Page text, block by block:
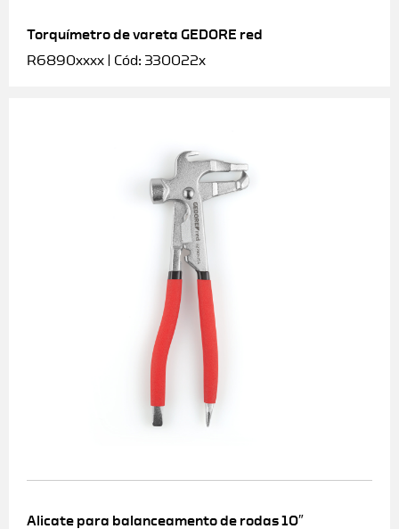
Torquímetro de vareta GEDORE red
R6890xxxx | Cód: 330022x
Alicate para balanceamento de rodas 10″